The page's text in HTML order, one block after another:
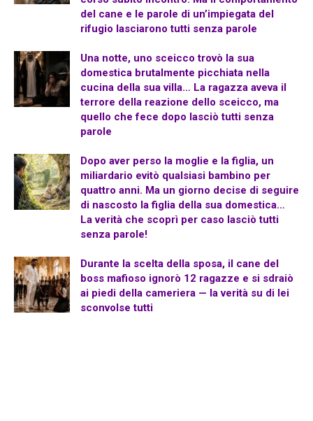
del cane e le parole di un’impiegata del
rifugio lasciarono tutti senza parole
Una notte, uno sceicco trovò la sua
domestica brutalmente picchiata nella
cucina della sua villa… La ragazza aveva il
terrore della reazione dello sceicco, ma
quello che fece dopo lasciò tutti senza
parole
Dopo aver perso la moglie e la figlia, un
miliardario evitò qualsiasi bambino per
quattro anni. Ma un giorno decise di seguire
di nascosto la figlia della sua domestica…
La verità che scoprì per caso lasciò tutti
senza parole!
Durante la scelta della sposa, il cane del
boss mafioso ignorò 12 ragazze e si sdraiò
ai piedi della cameriera — la verità su di lei
sconvolse tutti